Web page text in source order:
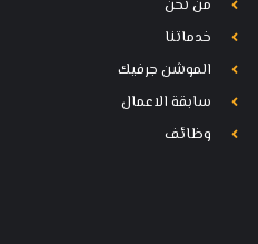
من نحن
خدماتنا
الموشن جرفيك
سابقة الاعمال
وظائف